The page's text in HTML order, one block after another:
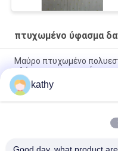
πτυχωμένο ύφασμα
Μαύρο πτυχωμένο
πλέγματος φερμουάρ
145CM τυπωμένο φύλλο
δαντελλών πτυχωμένο
Κόμμα 100 ναυπηγείων
kathy